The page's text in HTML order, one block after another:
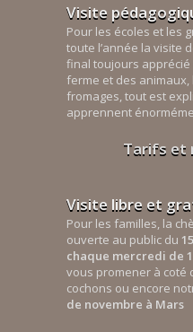
Visite
Pour les écoles et les
toute l’année la visite
final toujours apprécié
ferme et des
fromages, tout est
apprennent
Tarifs et
Visite libre et
Pour les familles, la
ouverte au public du
chaque mercredi de
vous promener à coté
cochons ou encore
de novembre à Mars